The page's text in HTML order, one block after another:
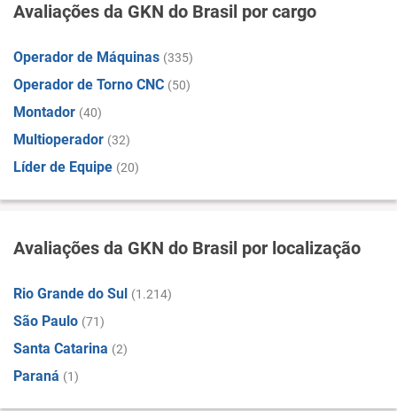
Avaliações da GKN do Brasil por cargo
Operador de Máquinas (335)
Operador de Torno CNC (50)
Montador (40)
Multioperador (32)
Líder de Equipe (20)
Avaliações da GKN do Brasil por localização
Rio Grande do Sul (1.214)
São Paulo (71)
Santa Catarina (2)
Paraná (1)